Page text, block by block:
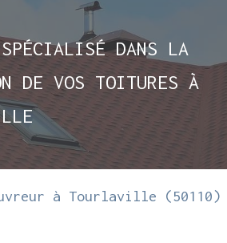
DANS LA
DE VOS TOITURES À
à Tourlaville (50110)